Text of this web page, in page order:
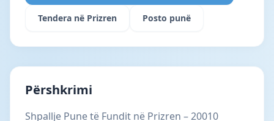
Tendera në Prizren Posto punë
Përshkrimi
Shpallje Pune të Fundit në Prizren – 20010